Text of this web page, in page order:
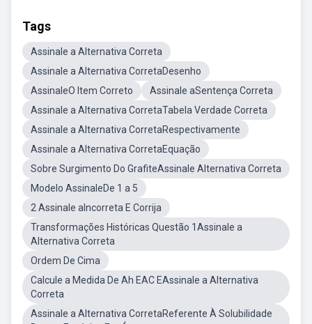
Tags
Assinale a Alternativa Correta
Assinale a Alternativa CorretaDesenho
AssinaleO Item Correto
Assinale aSentença Correta
Assinale a Alternativa CorretaTabela Verdade Correta
Assinale a Alternativa CorretaRespectivamente
Assinale a Alternativa CorretaEquação
Sobre Surgimento Do GrafiteAssinale Alternativa Correta
Modelo AssinaleDe 1 a 5
2 Assinale aIncorreta E Corrija
Transformações Históricas Questão 1Assinale a
Alternativa Correta
Ordem De Cima
Calcule a Medida De Ah EAC EAssinale a Alternativa
Correta
Assinale a Alternativa CorretaReferente À Solubilidade